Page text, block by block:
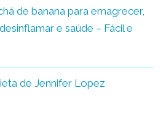
de banana para emagrecer,
e saúde – Fácil e
de Jennifer Lopez